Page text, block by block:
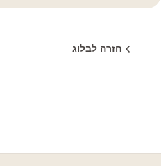
חזרה לבלוג